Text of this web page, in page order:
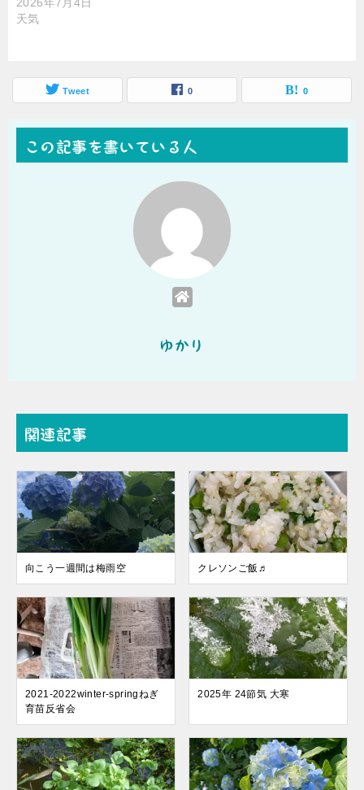
天気
Tweet 0 0
この記事を書いている人
ゆかり
関連記事
向こう一週間は梅雨空 クレソンご飯♬
2021-2022winter-springねぎ
育苗反省会
2025年 24節気 大寒